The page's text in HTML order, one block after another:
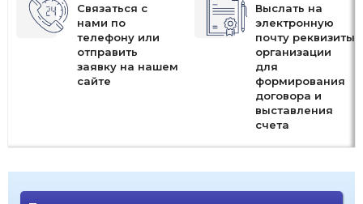
Связаться с
нами по
телефону или
отправить
заявку на нашем
сайте
Выслать на
электронную
почту реквизиты
организации
для
формирования
договора и
выставления
счета